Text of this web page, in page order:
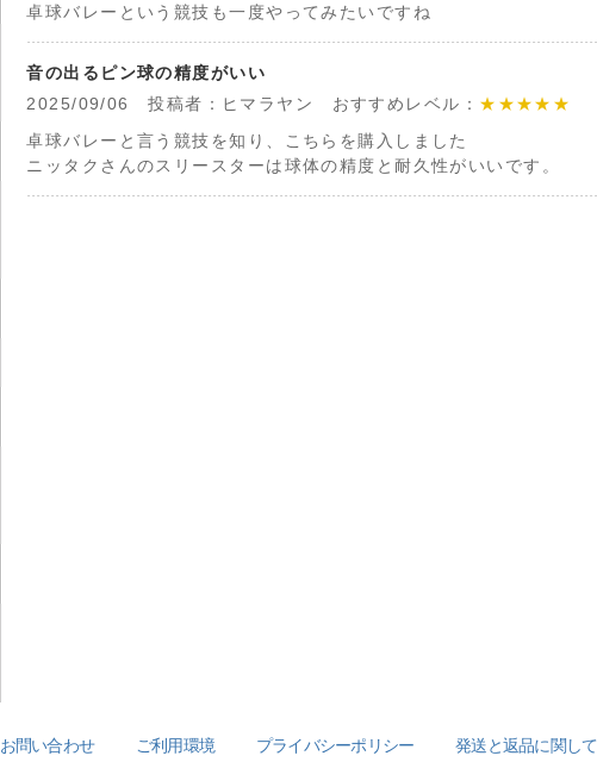
卓球バレーという競技も一度やってみたいですね
音の出るピン球の精度がいい
2025/09/06 投稿者：ヒマラヤン おすすめレベル： ★★★★★
卓球バレーと言う競技を知り、こちらを購入しました
ニッタクさんのスリースターは球体の精度と耐久性がいいです。
お問い合わせ ご利用環境 プライバシーポリシー 発送と返品に関して